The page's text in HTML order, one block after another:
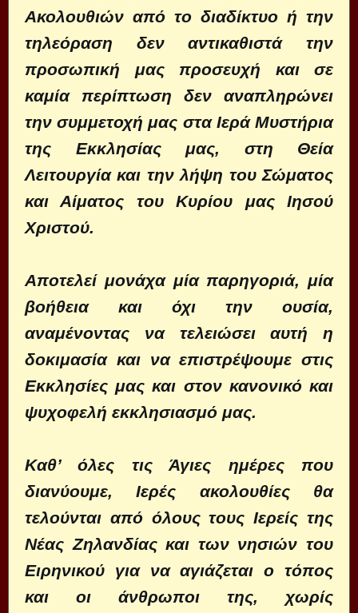
Ακολουθιών από το διαδίκτυο ή την
τηλεόραση δεν αντικαθιστά την
προσωπική μας προσευχή και σε
καμία περίπτωση δεν αναπληρώνει
την συμμετοχή μας στα Ιερά Μυστήρια
της Εκκλησίας μας, στη Θεία
Λειτουργία και την λήψη του Σώματος
και Αίματος του Κυρίου μας Ιησού
Χριστού.
Αποτελεί μονάχα μία παρηγοριά, μία
βοήθεια και όχι την ουσία,
αναμένοντας να τελειώσει αυτή η
δοκιμασία και να επιστρέψουμε στις
Εκκλησίες μας και στον κανονικό και
ψυχοφελή εκκλησιασμό μας.
Καθ’ όλες τις Άγιες ημέρες που
διανύουμε, Ιερές ακολουθίες θα
τελούνται από όλους τους Ιερείς της
Νέας Ζηλανδίας και των νησιών του
Ειρηνικού για να αγιάζεται ο τόπος
και οι άνθρωποι της, χωρίς